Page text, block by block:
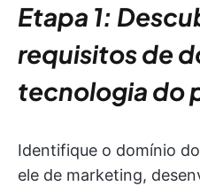
Etapa 1:
requisitos de
tecnologia do
Identifique o domínio
ele de marketing,